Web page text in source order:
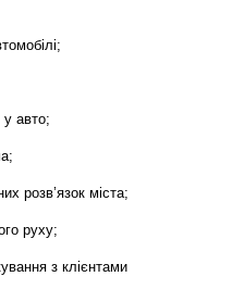
у авто;
розв’язок міста;
руху;
з клієнтами